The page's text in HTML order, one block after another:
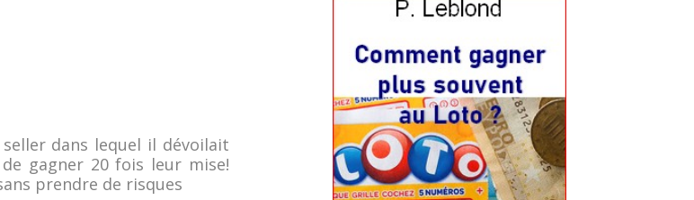
dans lequel il dévoilait
gagner 20 fois leur mise!
prendre de risques